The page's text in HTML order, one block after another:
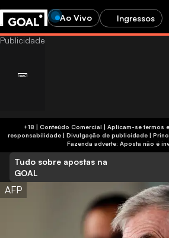
Ao Vivo Ingressos
+18 | Conteúdo Comercial | Aplicam-se termos e condições | Jogue com
responsabilidade| Divulgação de publicidade|
Fazenda adverte: Aposta não é
Tudo sobre apostas na
GOAL
AFP